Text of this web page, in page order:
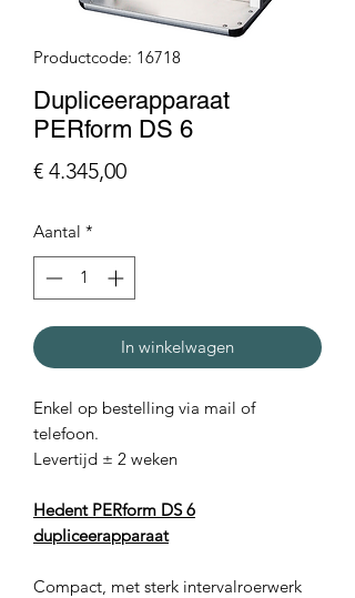
Productcode: 16718
Dupliceerapparaat
PERform DS 6
€ 4.345,00Prijs
Aantal *
In winkelwagen
Enkel op bestelling via mail of
telefoon.
Levertijd ± 2 weken
Hedent PERform DS 6
dupliceerapparaat
Compact, met sterk intervalroerwerk